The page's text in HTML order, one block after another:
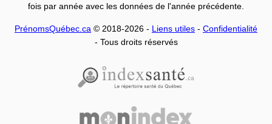
fois par année avec les données de l'année précédente.
PrénomsQuébec.ca © 2018-2026 - Liens utiles - Confidentialité
- Tous droits réservés